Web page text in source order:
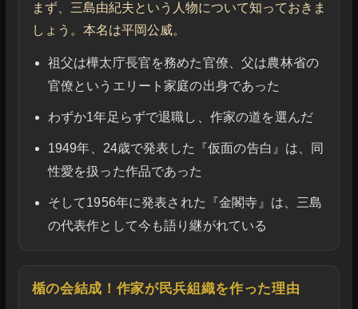
まず、三島由紀夫という人物について知っておきま
しょう。本名は平岡公威。
祖父は樺太庁長官を務めた官僚、父は農林省の
官僚というエリート家庭の出身であった
わずか1年足らずで退職し、作家の道を選んだ
1949年、24歳で発表した『仮面の告白』は、同
性愛を扱った作品であった
そして1956年に発表された『金閣寺』は、三島
の代表作として今も語り継がれている
楯の会結成！作家が民兵組織を作った理由